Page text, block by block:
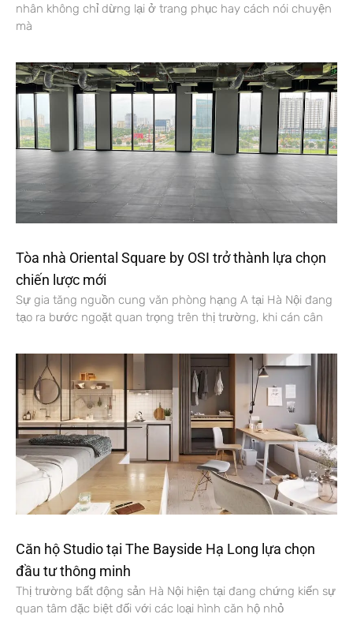
nhân không chỉ dừng lại ở trang phục hay cách nói chuyện
mà
Tòa nhà Oriental Square by OSI trở thành lựa chọn
chiến lược mới
Sự gia tăng nguồn cung văn phòng hạng A tại Hà Nội đang
tạo ra bước ngoặt quan trọng trên thị trường, khi cán cân
Căn hộ Studio tại The Bayside Hạ Long lựa chọn
đầu tư thông minh
Thị trường bất động sản Hà Nội hiện tại đang chứng kiến sự
quan tâm đặc biệt đối với các loại hình căn hộ nhỏ